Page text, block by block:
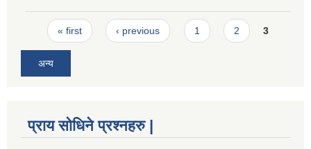
Pages
« first ‹ previous 1 2 3
अन्य
प्राय सोधिने प्रश्नहरु |